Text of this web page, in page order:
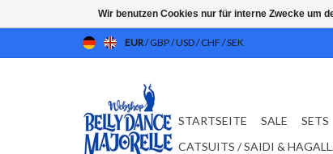
EUR/GBP/USD/CHF /SEK
STARTSEITE SALE SETS
CATSUITS / SAIDI &
Wir benutzen Cookies nur für interne Zwecke um